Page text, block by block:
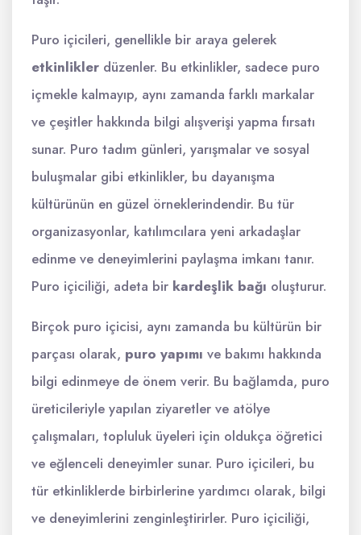
Puro içicileri, genellikle bir araya gelerek
etkinlikler düzenler. Bu etkinlikler, sadece puro
içmekle kalmayıp, aynı zamanda farklı markalar
ve çeşitler hakkında bilgi alışverişi yapma fırsatı
sunar. Puro tadım günleri, yarışmalar ve sosyal
buluşmalar gibi etkinlikler, bu dayanışma
kültürünün en güzel örneklerindendir. Bu tür
organizasyonlar, katılımcılara yeni arkadaşlar
edinme ve deneyimlerini paylaşma imkanı tanır.
Puro içiciliği, adeta bir kardeşlik bağı oluşturur.
Birçok puro içicisi, aynı zamanda bu kültürün bir
parçası olarak, puro yapımı ve bakımı hakkında
bilgi edinmeye de önem verir. Bu bağlamda, puro
üreticileriyle yapılan ziyaretler ve atölye
çalışmaları, topluluk üyeleri için oldukça öğretici
ve eğlenceli deneyimler sunar. Puro içicileri, bu
tür etkinliklerde birbirlerine yardımcı olarak, bilgi
ve deneyimlerini zenginleştirirler. Puro içiciliği,